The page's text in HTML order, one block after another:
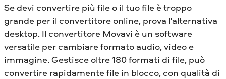
Se devi convertire più file o il tuo file è troppo
grande per il convertitore online, prova l'alternativa
desktop. Il convertitore Movavi è un software
versatile per cambiare formato audio, video e
immagine. Gestisce oltre 180 formati di file, può
convertire rapidamente file in blocco, con qualità di